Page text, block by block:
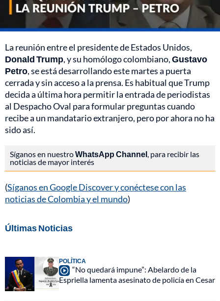
La reunión entre el presidente de Estados Unidos,
Donald Trump, y su homólogo colombiano,Gustavo
Petro, se está desarrollando este martes a puerta
cerrada y sin acceso a la prensa. Es habitual que Trump
decida a última hora permitir la entrada de periodistas
al Despacho Oval para formular preguntas cuando
recibe a un mandatario extranjero, pero por ahora no ha
sido así.
Síganos en nuestroWhatsApp Channel , para recibir las
noticias de mayor interés
(Síganos en Google Discover y conéctese con las
noticias de Colombia y el mundo)
Últimas Noticias
POLÍTICA
“No quedará impune”: Abelardo de la
Espriella lamenta asesinato de policía en Cesar